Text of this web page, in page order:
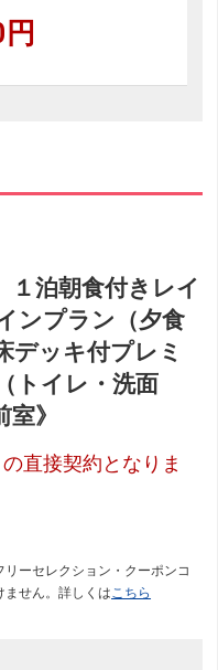
１泊朝食付きレイ
ンプラン（夕食
デッキ付プレミ
トイレ・洗面
》
直接契約となりま
ーセレクション・クーポンコ
ません。詳しくは こちら